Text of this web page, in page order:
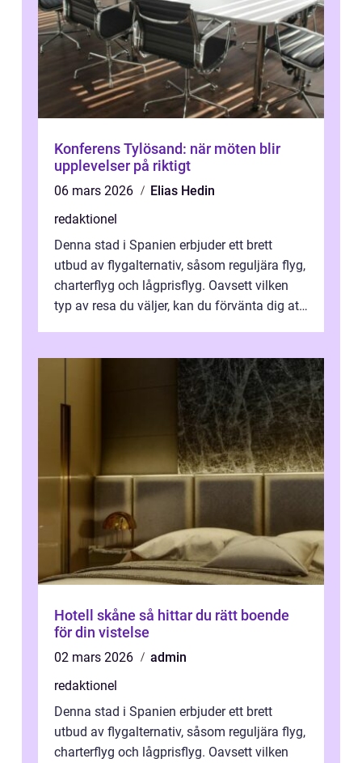
Konferens Tylösand: när möten blir
upplevelser på riktigt
06 mars 2026
Elias Hedin
redaktionel
Denna stad i Spanien erbjuder ett brett
utbud av flygalternativ, såsom reguljära flyg,
charterflyg och lågprisflyg. Oavsett vilken
typ av resa du väljer, kan du förvänta dig att
Hotell skåne så hittar du rätt boende
för din vistelse
02 mars 2026
admin
redaktionel
Denna stad i Spanien erbjuder ett brett
utbud av flygalternativ, såsom reguljära flyg,
charterflyg och lågprisflyg. Oavsett vilken